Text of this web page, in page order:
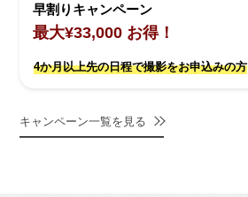
早割りキャンペーン
最大¥33,000 お得！
4か月以上先の日程で撮影をお申込みの方
キャンペーン一覧を見る